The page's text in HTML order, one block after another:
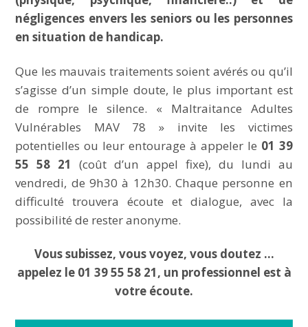
Aux alentours
INFOS PRATIQUES
Vos démarches
Nouvel habitant
négligences envers les seniors ou les personnes
en situation de handicap.
Que les mauvais traitements soient avérés ou qu’il
s’agisse d’un simple doute, le plus important est
de rompre le silence. « Maltraitance Adultes
Vulnérables MAV 78 » invite les victimes
potentielles ou leur entourage à appeler le 01 39
55 58 21
(coût d’un appel fixe), du lundi au
vendredi, de 9h30 à 12h30. Chaque personne en
difficulté trouvera écoute et dialogue, avec la
possibilité de rester anonyme.
Vous subissez, vous voyez, vous doutez …
appelez le 01 39 55 58 21, un professionnel est à
votre écoute.